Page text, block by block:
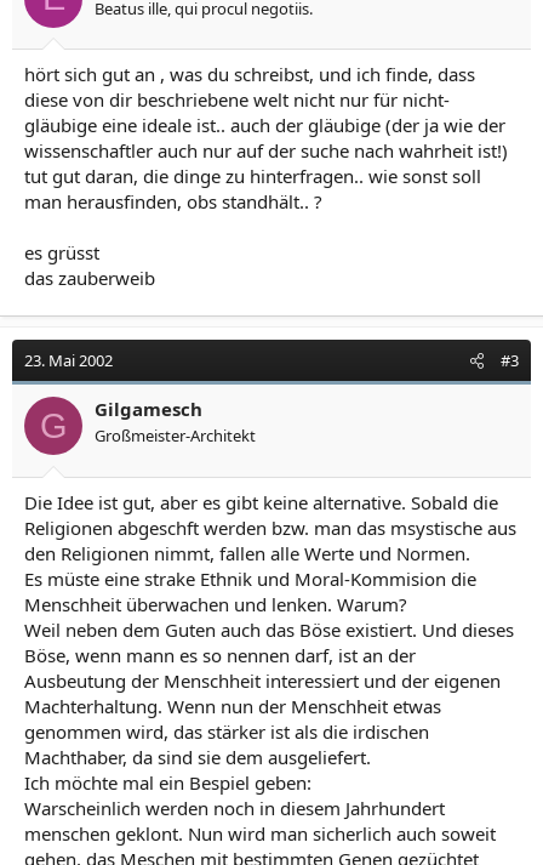
Beatus ille, qui procul negotiis.
hört sich gut an , was du schreibst, und ich finde, dass
diese von dir beschriebene welt nicht nur für nicht-
gläubige eine ideale ist.. auch der gläubige (der ja wie der
wissenschaftler auch nur auf der suche nach wahrheit ist!)
tut gut daran, die dinge zu hinterfragen.. wie sonst soll
man herausfinden, obs standhält.. ?
es grüsst
das zauberweib
23. Mai 2002 #3
G Gilgamesch
Großmeister-Architekt
Die Idee ist gut, aber es gibt keine alternative. Sobald die
Religionen abgeschft werden bzw. man das msystische aus
den Religionen nimmt, fallen alle Werte und Normen.
Es müste eine strake Ethnik und Moral-Kommision die
Menschheit überwachen und lenken. Warum?
Weil neben dem Guten auch das Böse existiert. Und dieses
Böse, wenn mann es so nennen darf, ist an der
Ausbeutung der Menschheit interessiert und der eigenen
Machterhaltung. Wenn nun der Menschheit etwas
genommen wird, das stärker ist als die irdischen
Machthaber, da sind sie dem ausgeliefert.
Ich möchte mal ein Bespiel geben:
Warscheinlich werden noch in diesem Jahrhundert
menschen geklont. Nun wird man sicherlich auch soweit
gehen, das Meschen mit bestimmten Genen gezüchtet